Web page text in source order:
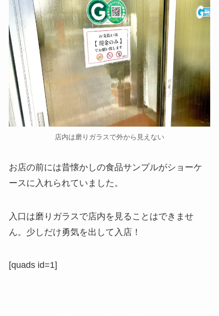
店内は磨りガラスで外から見えない
お店の前には昔懐かしの食品サンプルがショーケ
ースに入れられていました。
入口は磨りガラスで店内を見ることはできませ
ん。少しだけ勇気を出して入店！
[quads id=1]